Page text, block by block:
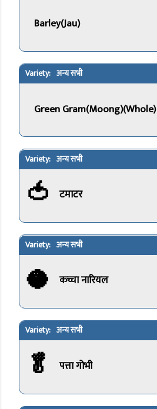
Barley(Jau)
अन्य सभी
Green Gram(Moong)(Whole)
अन्य सभी
🍅 टमाटर
अन्य सभी
🥥 कच्चा नारियल
अन्य सभी
🥬 पत्ता गोभी